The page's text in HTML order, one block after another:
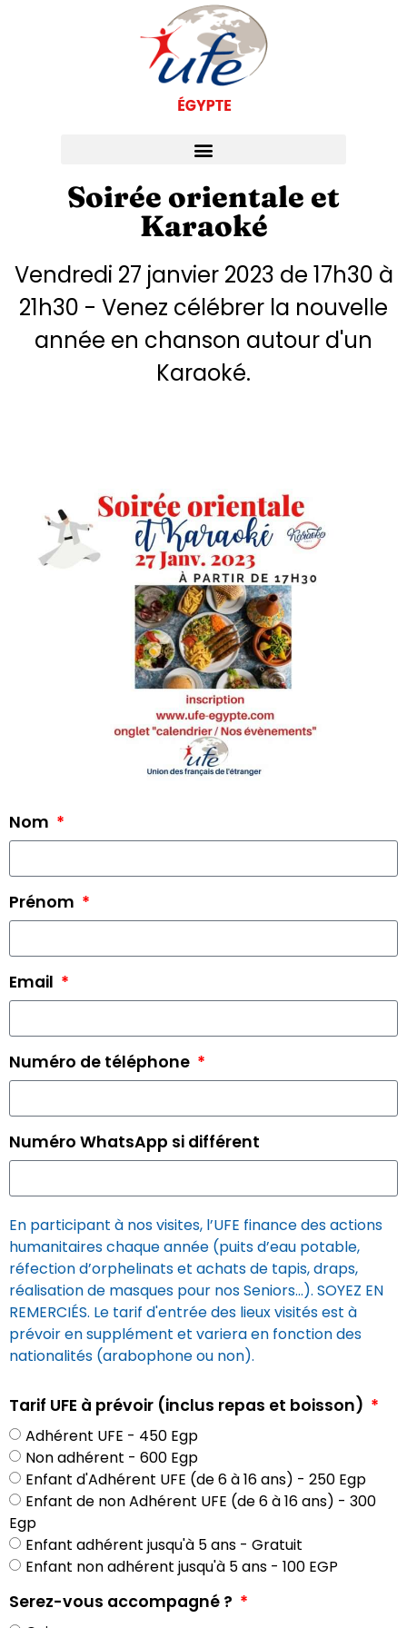
Soirée orientale et
Karaoké
Vendredi 27 janvier 2023 de 17h30 à
21h30 - Venez célébrer la nouvelle
année en chanson autour d'un
Karaoké.
Nom
Prénom
Email
Numéro de téléphone
Numéro WhatsApp si différent
En participant à nos visites, l’UFE finance des actions
humanitaires chaque année (puits d’eau potable,
réfection d’orphelinats et achats de tapis, draps,
réalisation de masques pour nos Seniors...). SOYEZ EN
REMERCIÉS. Le tarif d'entrée des lieux visités est à
prévoir en supplément et variera en fonction des
nationalités (arabophone ou non).
Tarif UFE à prévoir (inclus repas et boisson)
Adhérent UFE - 450 Egp
Non adhérent - 600 Egp
Enfant d'Adhérent UFE (de 6 à 16 ans) - 250 Egp
Enfant de non Adhérent UFE (de 6 à 16 ans) - 300
Egp
Enfant adhérent jusqu'à 5 ans - Gratuit
Enfant non adhérent jusqu'à 5 ans - 100 EGP
Serez-vous accompagné ?